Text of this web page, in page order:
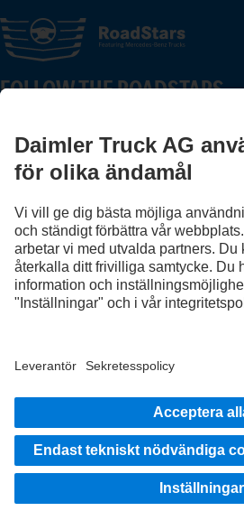
FOLLOW THE ROADSTARS.
Välkommen in
Leverantör
Sekretesspolicy vägassistans
Ytterligare dataskyddsinformation